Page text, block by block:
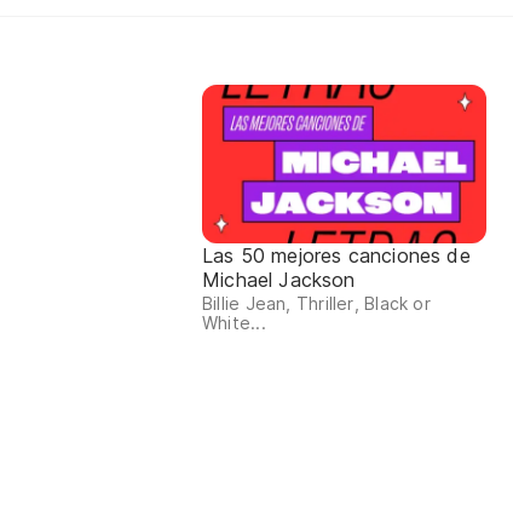
Las 50 mejores canciones de
Michael Jackson
Billie Jean, Thriller, Black or
White...